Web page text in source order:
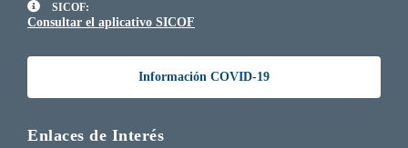
SICOF:
Consultar el aplicativo SICOF
Información COVID-19
Enlaces de Interés